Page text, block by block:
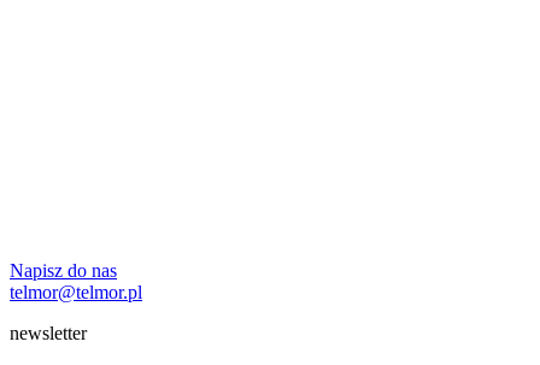
Napisz do nas
telmor@telmor.pl
newsletter